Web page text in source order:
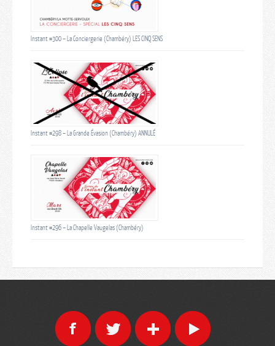
Instant #300 – La Conciergerie (Chambéry) LES CINQ SENS
Instant #298 – La Grande Évasion (Chambéry) ANNULÉ
Instant #296 – La Chapelle Vaugelas (Chambéry)